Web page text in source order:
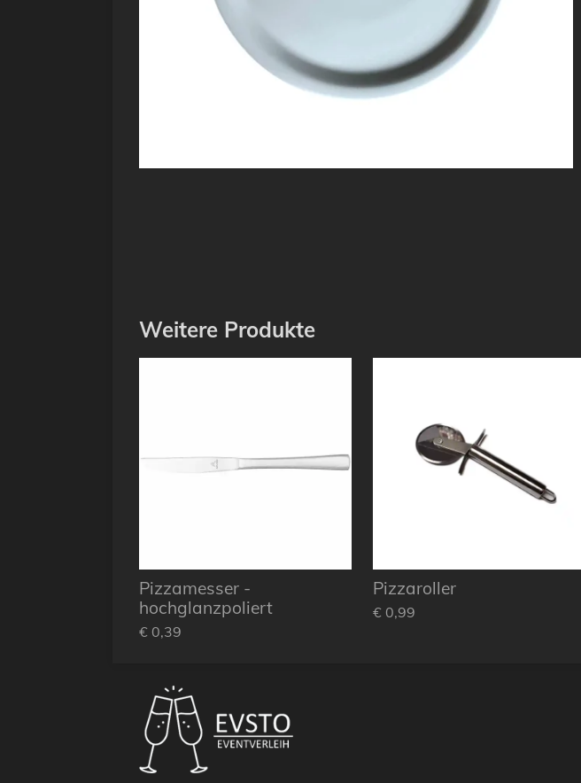
Weitere Produkte
Pizzamesser -
hochglanzpoliert
€ 0,39
Pizzaroller
€ 0,99